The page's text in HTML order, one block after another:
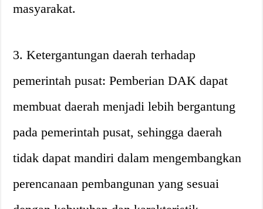
masyarakat.
3. Ketergantungan daerah terhadap
pemerintah pusat: Pemberian DAK dapat
membuat daerah menjadi lebih bergantung
pada pemerintah pusat, sehingga daerah
tidak dapat mandiri dalam mengembangkan
perencanaan pembangunan yang sesuai